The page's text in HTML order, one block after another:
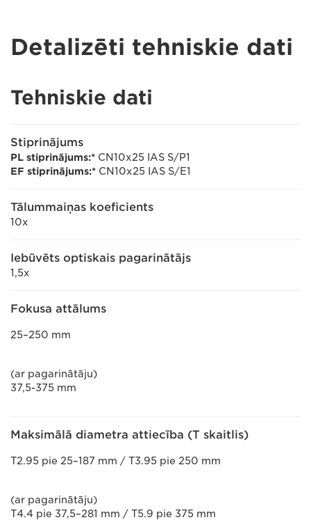
Detalizēti tehniskie dati
Tehniskie dati
Stiprinājums
PL stiprinājums:* CN10x25 IAS S/P1
EF stiprinājums:* CN10x25 IAS S/E1
Tālummaiņas koeficients
10x
Iebūvēts optiskais pagarinātājs
1,5x
Fokusa attālums
25–250 mm
(ar pagarinātāju)
37,5-375 mm
Maksimālā diametra attiecība (T skaitlis)
T2.95 pie 25–187 mm / T3.95 pie 250 mm
(ar pagarinātāju)
T4.4 pie 37,5–281 mm / T5.9 pie 375 mm